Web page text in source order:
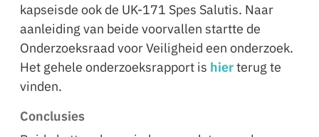
kapseisde ook de UK-171 Spes Salutis. Naar
aanleiding van beide voorvallen startte de
Onderzoeksraad voor Veiligheid een onderzoek.
Het gehele onderzoeksrapport is hierterug te
vinden.
Conclusies